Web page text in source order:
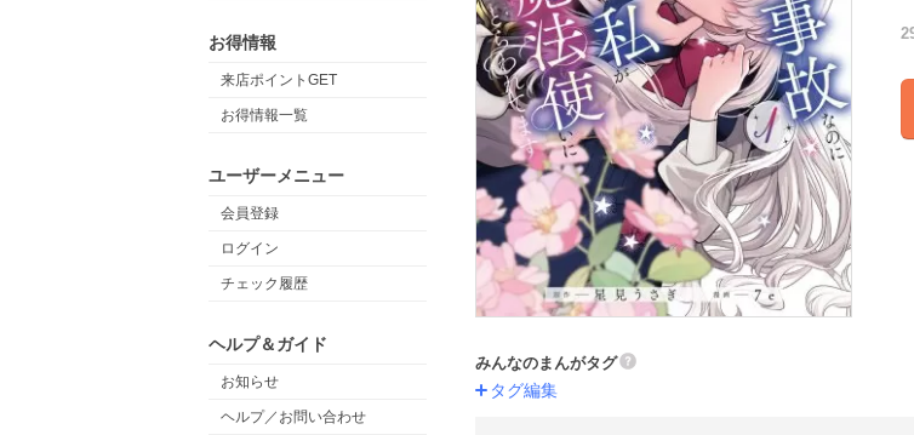
お得情報
来店ポイントGET
お得情報一覧
ユーザーメニュー
会員登録
ログイン
チェック履歴
ヘルプ＆ガイド
お知らせ
ヘルプ／お問い合わせ
みんなのまんがタグ
タグ編集